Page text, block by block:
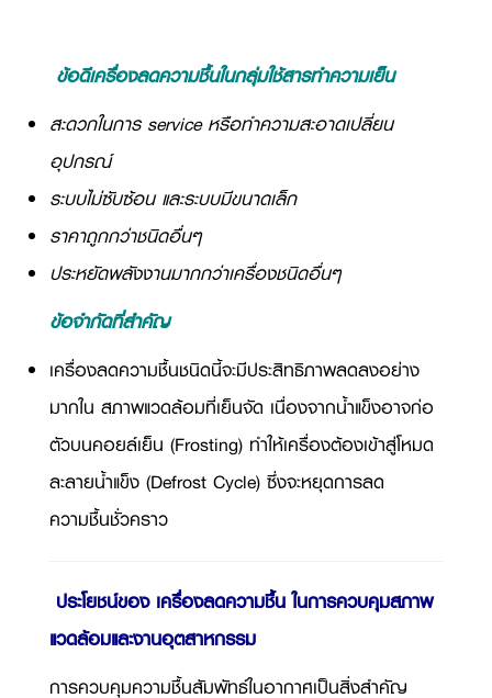
ข้อดีเครื่องลดความชื้นในกลุ่มใช้สารทำความเย็น
สะดวกในการ service หรือทำความสะอาดเปลี่ยน
อุปกรณ์
ระบบไม่ซับซ้อน และระบบมีขนาดเล็ก
ราคาถูกกว่าชนิดอื่นๆ
ประหยัดพลังงานมากกว่าเครื่องชนิดอื่นๆ
ข้อจำกัดที่สำคัญ
เครื่องลดความชื้นชนิดนี้จะมีประสิทธิภาพลดลงอย่าง
มากใน สภาพแวดล้อมที่เย็นจัด เนื่องจากน้ำแข็งอาจก่อ
ตัวบนคอยล์เย็น (Frosting) ทำให้เครื่องต้องเข้าสู่โหมด
ละลายน้ำแข็ง (Defrost Cycle) ซึ่งจะหยุดการลด
ความชื้นชั่วคราว
ประโยชน์ของ เครื่องลดความชื้น ในการควบคุมสภาพ
แวดล้อมและงานอุตสาหกรรม
การควบคุมความชื้นสัมพัทธ์ในอากาศเป็นสิ่งสำคัญ